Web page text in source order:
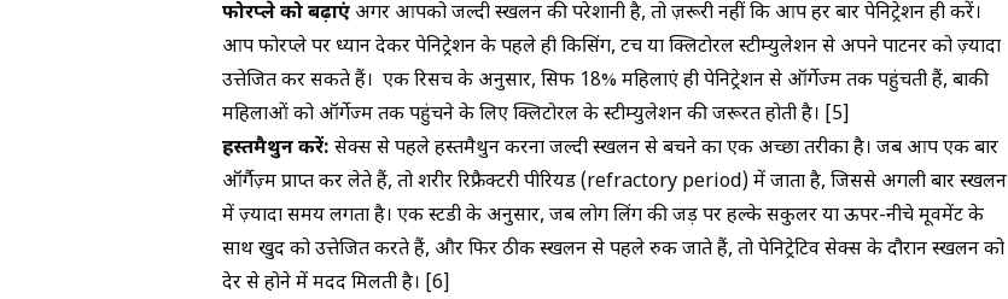
फोरप्ले को बढ़ाएं अगर आपको जल्दी स्खलन की परेशानी है, तो ज़रूरी नहीं कि आप हर बार पेनिट्रेशन ही करें।
आप फोरप्ले पर ध्यान देकर पेनिट्रेशन के पहले ही किसिंग, टच या क्लिटोरल स्टीम्युलेशन से अपने पार्टनर को ज़्यादा
उत्तेजित कर सकते हैं। एक रिसर्च के अनुसार, सिर्फ 18% महिलाएं ही पेनिट्रेशन से ऑर्गेज्म तक पहुंचती हैं, बाकी
महिलाओं को ऑर्गेज्म तक पहुंचने के लिए क्लिटोरल के स्टीम्युलेशन की जरूरत होती है। [5]
हस्तमैथुन करें: सेक्स से पहले हस्तमैथुन करना जल्दी स्खलन से बचने का एक अच्छा तरीका है। जब आप एक बार
ऑर्गैज़्म प्राप्त कर लेते हैं, तो शरीर रिफ्रैक्टरी पीरियड (refractory period) में जाता है, जिससे अगली बार स्खलन
में ज़्यादा समय लगता है। एक स्टडी के अनुसार, जब लोग लिंग की जड़ पर हल्के सर्कुलर या ऊपर-नीचे मूवमेंट के
साथ खुद को उत्तेजित करते हैं, और फिर ठीक स्खलन से पहले रुक जाते हैं, तो पेनिट्रेटिव सेक्स के दौरान स्खलन को
देर से होने में मदद मिलती है। [6]